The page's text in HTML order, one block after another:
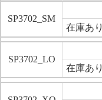
SP3702_SM
在庫あり
SP3702_LO
在庫あり